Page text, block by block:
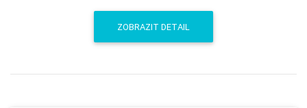
ZOBRAZIT DETAIL